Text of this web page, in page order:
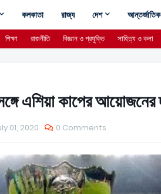
কলকাতা রাজ্য দেশ আন্তর্জাতিক
শিক্ষা রাজনীতি বিজ্ঞান ও প্রযুক্তি সাহিত্য ও কলা
এশিয়া কাপের আয়োজনের
01, 2020 0 Comments